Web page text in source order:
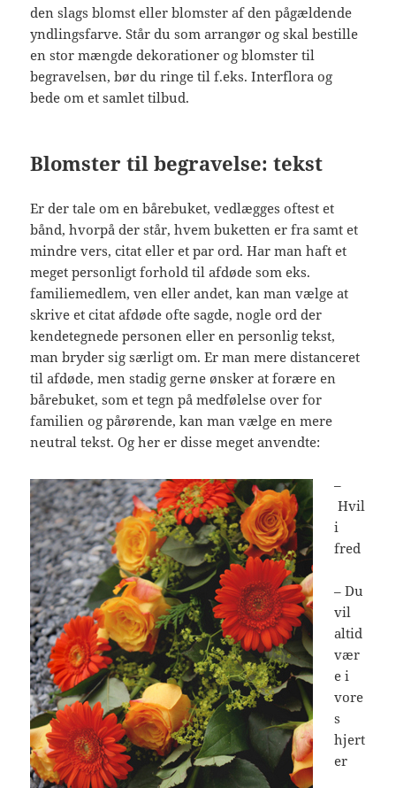
den slags blomst eller blomster af den pågældende
yndlingsfarve. Står du som arrangør og skal bestille
en stor mængde dekorationer og blomster til
begravelsen, bør du ringe til f.eks. Interflora og
bede om et samlet tilbud.
Blomster til begravelse: tekst
Er der tale om en bårebuket, vedlægges oftest et
bånd, hvorpå der står, hvem buketten er fra samt et
mindre vers, citat eller et par ord. Har man haft et
meget personligt forhold til afdøde som eks.
familiemedlem, ven eller andet, kan man vælge at
skrive et citat afdøde ofte sagde, nogle ord der
kendetegnede personen eller en personlig tekst,
man bryder sig særligt om. Er man mere distanceret
til afdøde, men stadig gerne ønsker at forære en
bårebuket, som et tegn på medfølelse over for
familien og pårørende, kan man vælge en mere
neutral tekst. Og her er disse meget anvendte:
–
Hvil
i
fred
– Du
vil
altid
vær
e i
vore
s
hjert
er